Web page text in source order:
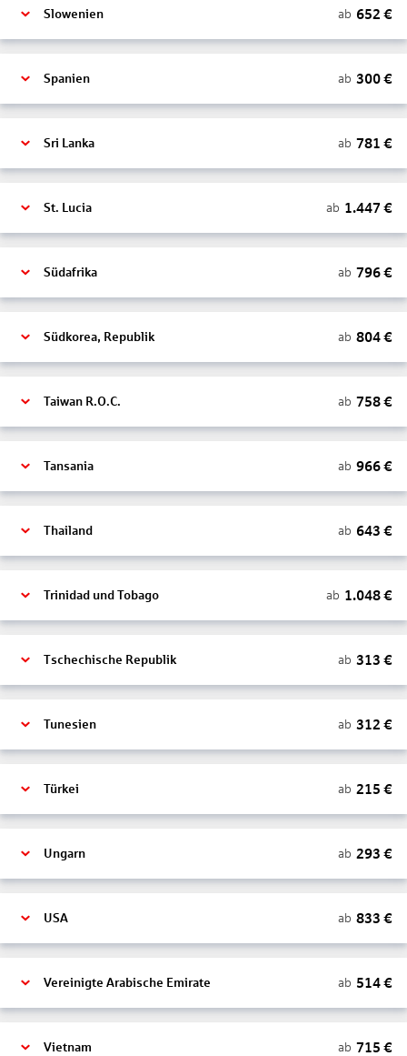
Slowenien ab 652 €
Spanien ab 300€
Sri Lanka ab 781 €
St. Lucia ab 1.447 €
Südafrika ab 796€
Südkorea, Republik ab 804€
Taiwan R.O.C. ab 758€
Tansania ab 966€
Thailand ab 643 €
Trinidad und Tobago ab 1.048€
Tschechische Republik ab 313 €
Tunesien ab 312 €
Türkei ab 215 €
Ungarn ab 293 €
USA ab 833 €
Vereinigte Arabische Emirate ab 514€
Vietnam ab 715 €